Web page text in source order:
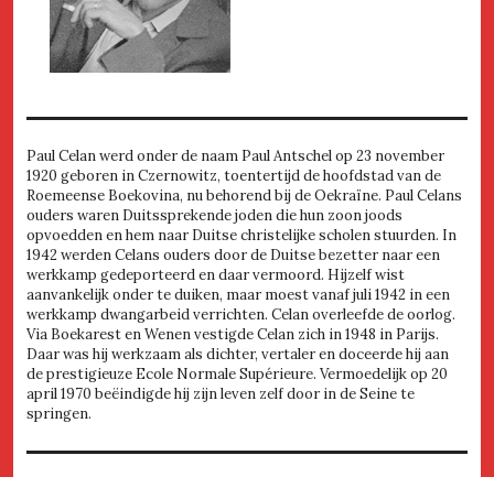
Paul Celan werd onder de naam Paul Antschel op 23 november
1920 geboren in Czernowitz, toentertijd de hoofdstad van de
Roemeense Boekovina, nu behorend bij de Oekraïne. Paul Celans
ouders waren Duitssprekende joden die hun zoon joods
opvoedden en hem naar Duitse christelijke scholen stuurden. In
1942 werden Celans ouders door de Duitse bezetter naar een
werkkamp gedeporteerd en daar vermoord. Hijzelf wist
aanvankelijk onder te duiken, maar moest vanaf juli 1942 in een
werkkamp dwangarbeid verrichten. Celan overleefde de oorlog.
Via Boekarest en Wenen vestigde Celan zich in 1948 in Parijs.
Daar was hij werkzaam als dichter, vertaler en doceerde hij aan
de prestigieuze Ecole Normale Supérieure. Vermoedelijk op 20
april 1970 beëindigde hij zijn leven zelf door in de Seine te
springen.